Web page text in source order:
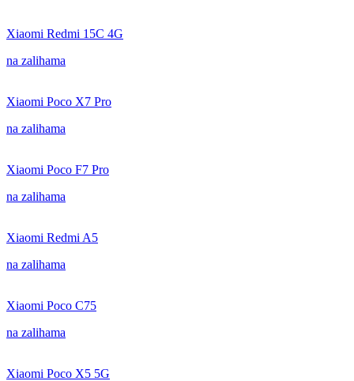
Xiaomi Redmi 15C 4G
na zalihama
Xiaomi Poco X7 Pro
na zalihama
Xiaomi Poco F7 Pro
na zalihama
Xiaomi Redmi A5
na zalihama
Xiaomi Poco C75
na zalihama
Xiaomi Poco X5 5G